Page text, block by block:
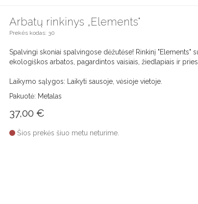
Arbatų rinkinys „Elements"
Prekės kodas: 30
Spalvingi skoniai spalvingose dėžutėse! Rinkinį "Elements"
ekologiškos arbatos, pagardintos vaisiais, žiedlapiais ir
Laikymo sąlygos: Laikyti sausoje, vėsioje vietoje.
Pakuotė: Metalas
37,00 €
Šios prekės šiuo metu neturime.